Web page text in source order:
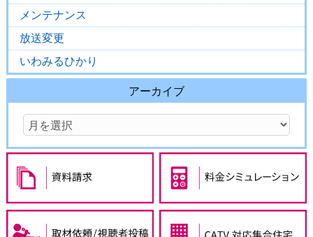
メンテナンス
放送変更
いわみるひかり
アーカイブ